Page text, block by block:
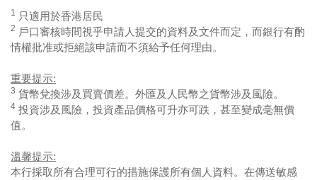
1 只適用於香港居民
2 戶口審核時間視乎申請人提交的資料及文件而定，而銀行有酌
情權批准或拒絕該申請而不須給予任何理由。
重要提示:
3 貨幣兌換涉及買賣價差。外匯及人民幣之貨幣涉及風險。
4 投資涉及風險，投資產品價格可升亦可跌，甚至變成毫無價
值。
溫馨提示:
本行採取所有合理可行的措施保護所有個人資料。在傳送敏感